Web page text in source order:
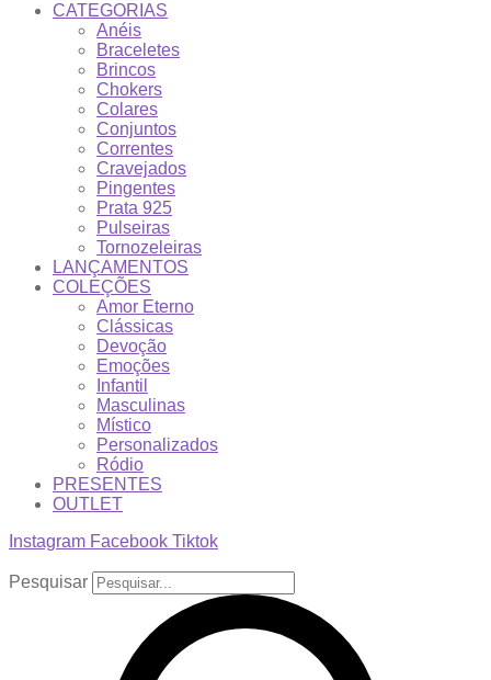
CATEGORIAS
Anéis
Braceletes
Brincos
Chokers
Colares
Conjuntos
Correntes
Cravejados
Pingentes
Prata 925
Pulseiras
Tornozeleiras
LANÇAMENTOS
COLEÇÕES
Amor Eterno
Clássicas
Devoção
Emoções
Infantil
Masculinas
Místico
Personalizados
Ródio
PRESENTES
OUTLET
Instagram Facebook Tiktok
Pesquisar